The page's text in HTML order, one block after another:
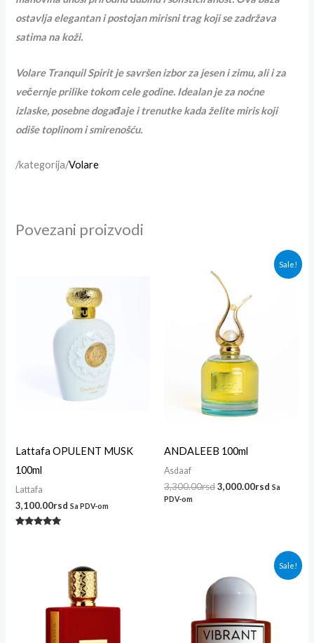
ostavlja elegantan i postojan mirisni trag koji se zadržava
satima na koži.
Volare Tranquil Spirit je savršen izbor za jesen i zimu, ali i za
večernje prilike tokom cele godine. Idealan je za noćne
izlaske, posebne događaje i trenutke kada želite miris koji
odiše toplinom i smirenošću.
/kategorija/Volare
Povezani proizvodi
Lattafa OPULENT MUSK
100ml
Lattafa
3,100.00rsd Sa PDV-om
Sale!
ANDALEEB 100ml
Asdaaf
3,300.00rsd
je
bila:
3,300.00rsd.
3,000.00rsd
Trenutna
cena
Sa
PDV-om
Sale!
je
bila:
Trenutna
cena